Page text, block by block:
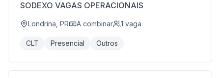
SODEXO VAGAS OPERACIONAIS
Londrina, PR A combinar 1 vaga
CLT Presencial Outros